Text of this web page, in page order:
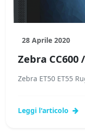
28 Aprile 2020
Zebra CC600
Zebra ET50 ET55
Leggi l'articolo